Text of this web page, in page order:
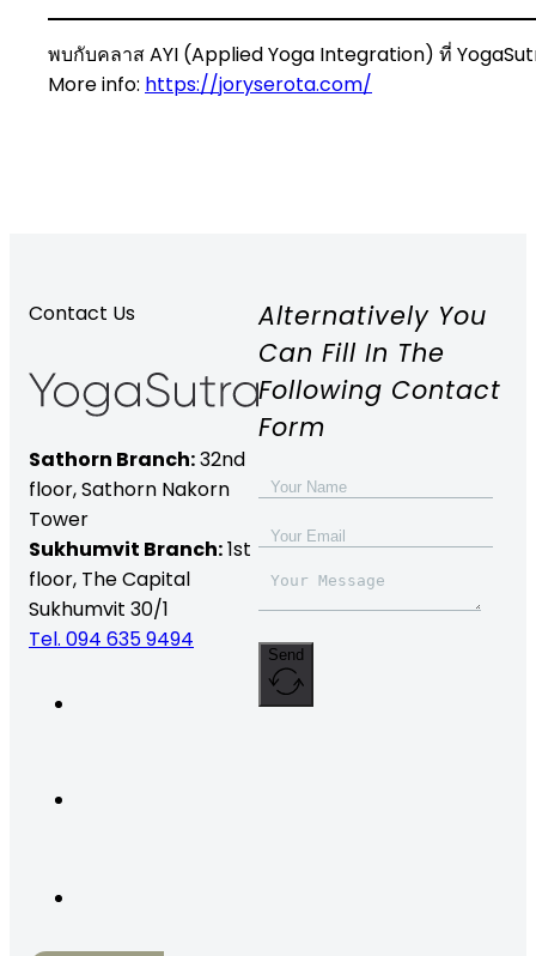
พบกับคลาส AYI (Applied Yoga Integration) ที่
More info: https://joryserota.com/
Contact Us
Sathorn Branch:32nd
floor,Sathorn Nakorn
Tower
Sukhumvit Branch:1st
floor, The Capital
Sukhumvit 30/1
Tel. 094 635 9494
Alternatively You
Can Fill In The
Following Contact
Form
Send